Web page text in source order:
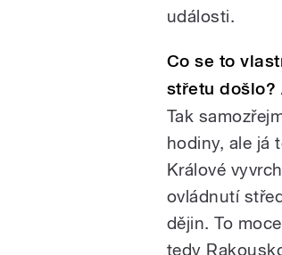
události.
Co se to
střetu došlo?
Tak
hodiny, ale já
Králové
ovládnutí
dějin. To
tedy